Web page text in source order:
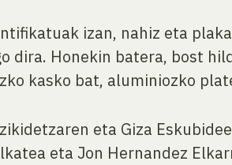
izan, nahiz eta
dira. Honekin batera, bost
kasko bat, aluminiozko
eta Giza
eta Jon Hernandez